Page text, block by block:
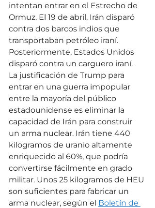
intentan entrar en el Estrecho de
Ormuz. El 19 de abril, Irán disparó
contra dos barcos indios que
transportaban petróleo iraní.
Posteriormente, Estados Unidos
disparó contra un carguero iraní.
La justificación de Trump para
entrar en una guerra impopular
entre la mayoría del público
estadounidense es eliminar la
capacidad de Irán para construir
un arma nuclear. Irán tiene 440
kilogramos de uranio altamente
enriquecido al 60%, que podría
convertirse fácilmente en grado
militar. Unos 25 kilogramos de HEU
son suficientes para fabricar un
arma nuclear, según el Boletín de